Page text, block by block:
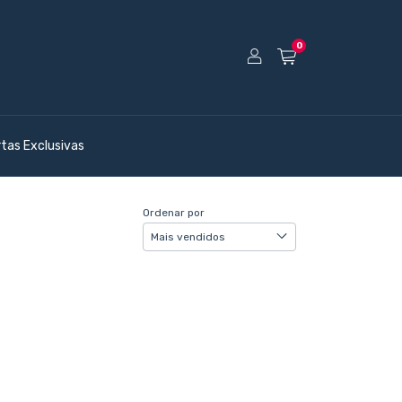
0
Exclusivas
Ordenar por